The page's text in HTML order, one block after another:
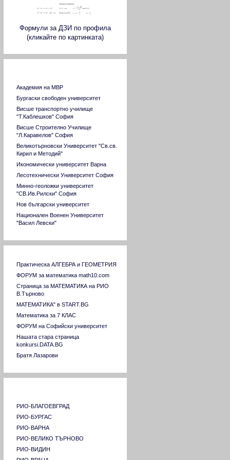
Формули за ДЗИ по профила
(кликайте по картинката)
Академия на МВР
Бургаски свободен университет
Висше транспортно училище
"Т.Каблешков" София
Висше Строително Училище
"Л.Каравелов" София
Великотърновски Университет "Св.св.
Кирил и Методий"
Икономически университет Варна
Лесотехнически Университет София
Минно-геоложки университет
"СВ.Ив.Рилски" София
Нов български университет
Национален Военен Университет
"Васил Левски"
Хилендарски"
Софийски университет "Св. Климент
Свищов
Университет за национално и световно
Университет по хранителни технологии
университет
Шуменски университет "Константин
Преславски"
Югозападен университет "Неофит
Университет "Професор д-р Асен
Практическа АЛГЕБРА и ГЕОМЕТРИЯ
ФОРУМ за математика math10.com
Страница за МАТЕМАТИКА на РИО
В.Търново
МАТЕМАТИКА" в START.BG
Математика за 7 КЛАС
ФОРУМ на Софийски университет
Нашата стара страница
konkursi.DATA.BG
Братя Лазарови
РИО-БЛАГОЕВГРАД
РИО-БУРГАС
РИО-ВАРНА
РИО-ВЕЛИКО ТЪРНОВО
РИО-ВИДИН